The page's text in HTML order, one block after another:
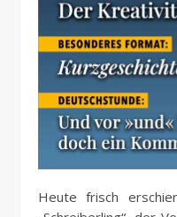
Heute frisch erschienen ist die Ausgabe 6 des